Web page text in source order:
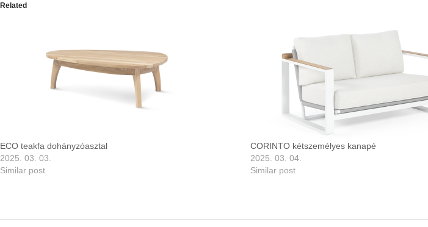
Related
ECO teakfa dohányzóasztal
2025. 03. 03.
Similar post
CORINTO kétszemélyes kanapé
2025. 03. 04.
Similar post